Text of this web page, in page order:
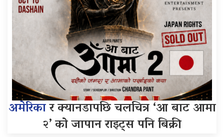
अमेरिकार क्यानडापछि चलचित्र ‘आ बाट आमा
२’ को जापान राइट्स पनि बिक्री